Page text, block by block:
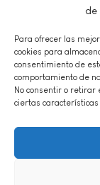
de
Para ofrecer las
cookies para
consentimiento de
comportamiento de
No consentir o
ciertas características
C/